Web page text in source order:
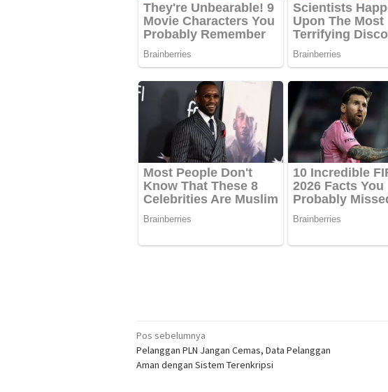
Navigasi
pos
Pos sebelumnya
Pelanggan PLN Jangan Cemas, Data Pelanggan
Aman dengan Sistem Terenkripsi